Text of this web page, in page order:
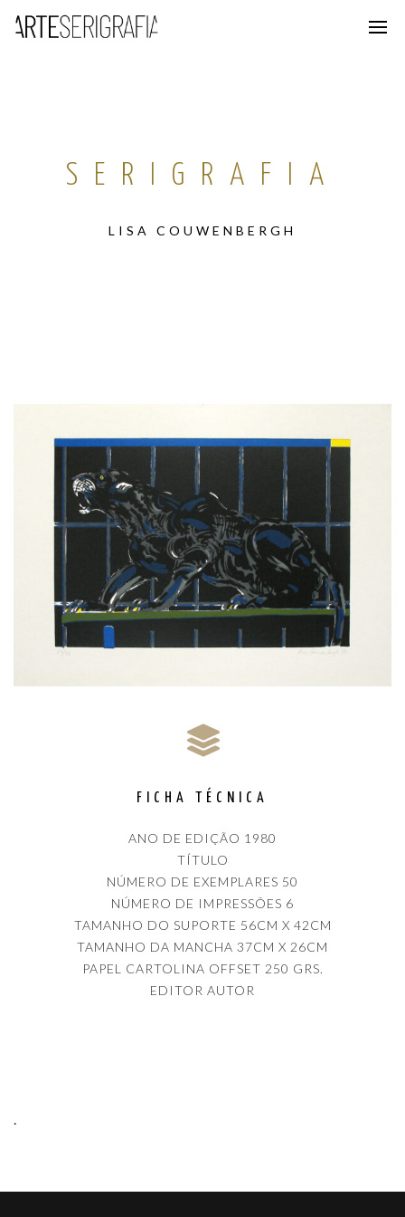
SERIGRAFIA
LISA COUWENBERGH
Jazmine Marie free porn
FICHA TÉCNICA
ANO DE EDIÇÃO 1980
TÍTULO
NÚMERO DE EXEMPLARES 50
NÚMERO DE IMPRESSÕES 6
TAMANHO DO SUPORTE 56CM X 42CM
TAMANHO DA MANCHA 37CM X 26CM
PAPEL CARTOLINA OFFSET 250 GRS.
EDITOR AUTOR
.